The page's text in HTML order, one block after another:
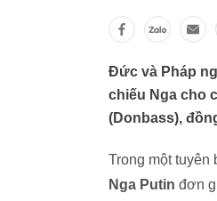
Đức và Pháp
chiếu Nga cho
(Donbass),
Trong một tuyên
Nga Putin đơn